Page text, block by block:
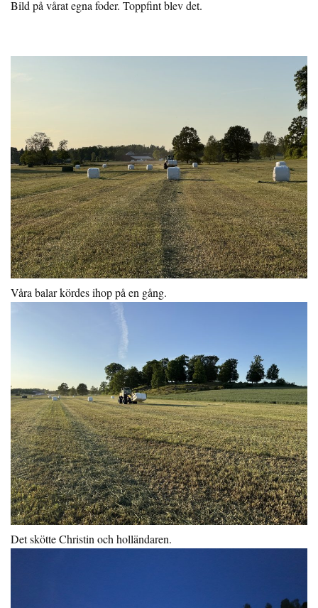
Bild på vårat egna foder. Toppfint blev det.
Våra balar kördes ihop på en gång.
Det skötte Christin och holländaren.